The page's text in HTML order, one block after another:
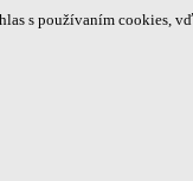
s používaním cookies,